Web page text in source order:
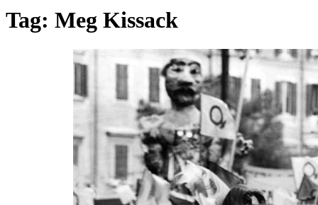
Tag: Meg Kissack